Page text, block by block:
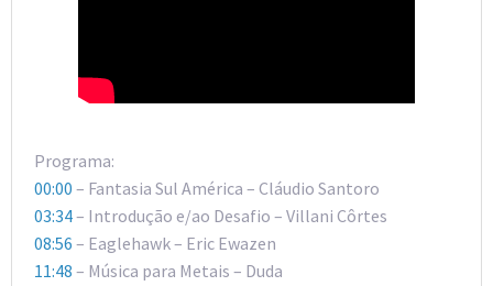
Programa:
00:00 – Fantasia Sul América – Cláudio Santoro
03:34– Introdução e/ao Desafio – Villani Côrtes
08:56 – Eaglehawk – Eric Ewazen
11:48 – Música para Metais – Duda